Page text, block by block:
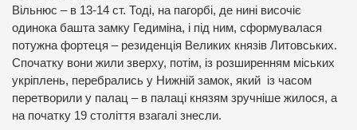
Вільнюс – в 13-14 ст. Тоді, на пагорбі, де нині височіє
одинока башта замку Гедиміна, і під ним, сформувалася
потужна фортеця – резиденція Великих князів Литовських.
Спочатку вони жили зверху, потім, із розширенням міських
укріплень, перебрались у Нижній замок, який із часом
перетворили у палац – в палаці князям зручніше жилося, а
на початку 19 століття взагалі знесли.